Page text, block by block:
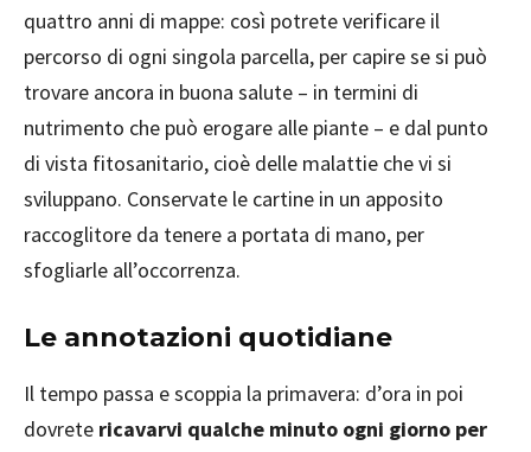
quattro anni di mappe: così potrete verificare il
percorso di ogni singola parcella, per capire se si può
trovare ancora in buona salute – in termini di
nutrimento che può erogare alle piante – e dal punto
di vista fitosanitario, cioè delle malattie che vi si
sviluppano. Conservate le cartine in un apposito
raccoglitore da tenere a portata di mano, per
sfogliarle all’occorrenza.
Le annotazioni quotidiane
Il tempo passa e scoppia la primavera: d’ora in poi
dovrete ricavarvi qualche minuto ogni giorno per